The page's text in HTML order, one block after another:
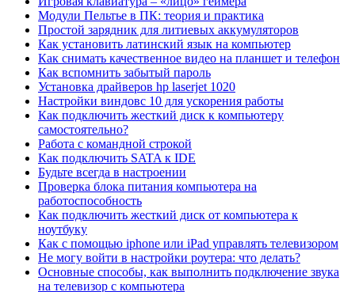
Модули Пельтье в ПК: теория и практика
Простой зарядник для литиевых аккумуляторов
Как установить латинский язык на компьютер
Как снимать качественное видео на планшет и телефон
Как вспомнить забытый пароль
Установка драйверов hp laserjet 1020
Настройки виндовс 10 для ускорения работы
Как подключить жесткий диск к компьютеру
самостоятельно?
Работа с командной строкой
Как подключить SATA к IDE
Будьте всегда в настроении
Проверка блока питания компьютера на
работоспособность
Как подключить жесткий диск от компьютера к
ноутбуку
Как с помощью iphone или iPad управлять телевизором
Не могу войти в настройки роутера: что делать?
Основные способы, как выполнить подключение звука
на телевизор с компьютера